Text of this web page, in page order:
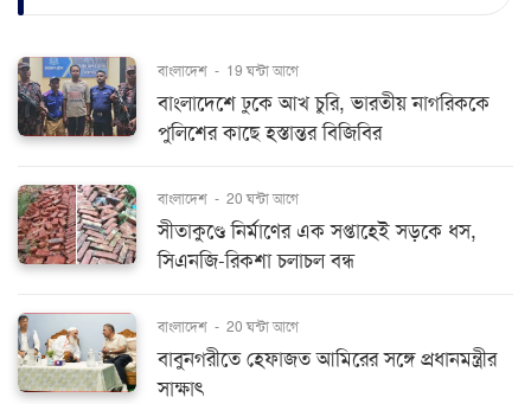
বাংলাদেশ - 19 ঘন্টা আগে
বাংলাদেশে ঢুকে আখ চুরি, ভারতীয় নাগরিককে
পুলিশের কাছে হস্তান্তর বিজিবির
বাংলাদেশ - 20 ঘন্টা আগে
সীতাকুণ্ডে নির্মাণের এক সপ্তাহেই সড়কে ধস,
সিএনজি-রিকশা চলাচল বন্ধ
বাংলাদেশ - 20 ঘন্টা আগে
বাবুনগরীতে হেফাজত আমিরের সঙ্গে প্রধানমন্ত্রীর
সাক্ষাৎ